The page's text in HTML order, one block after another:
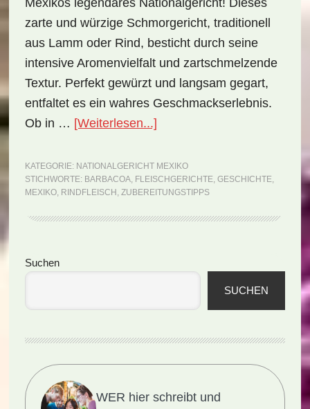
Mexikos legendäres Nationalgericht! Dieses
zarte und würzige Schmorgericht, traditionell
aus Lamm oder Rind, besticht durch seine
intensive Aromenvielfalt und zartschmelzende
Textur. Perfekt gewürzt und langsam gegart,
entfaltet es ein wahres Geschmackserlebnis.
Ob in … [Weiterlesen...]ÜberNationalgericht
Barbacoa
(Rezept)
KATEGORIE: NATIONALGERICHT MEXIKO
STICHWORTE: BARBACOA, FLEISCHGERICHTE, GESCHICHTE,
MEXIKO, RINDFLEISCH , ZUBEREITUNGSTIPPS
Seitenspalte
Suchen
SUCHEN
WER hier schreibt und